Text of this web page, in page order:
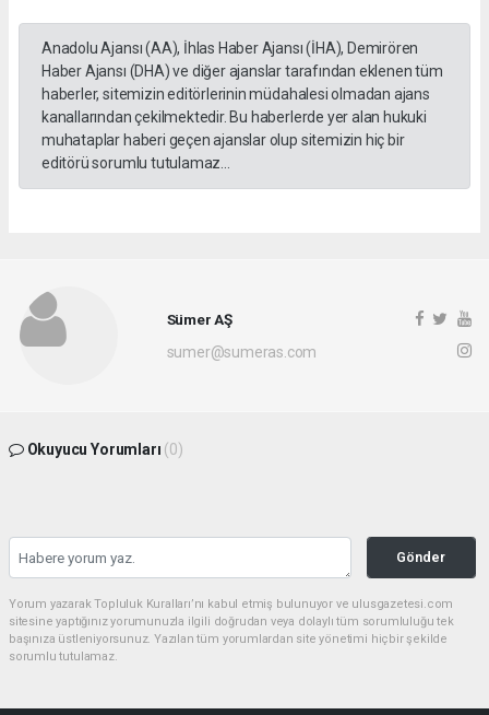
Anadolu Ajansı (AA), İhlas Haber Ajansı (İHA), Demirören
Haber Ajansı (DHA) ve diğer ajanslar tarafından eklenen tüm
haberler, sitemizin editörlerinin müdahalesi olmadan ajans
kanallarından çekilmektedir. Bu haberlerde yer alan hukuki
muhataplar haberi geçen ajanslar olup sitemizin hiç bir
editörü sorumlu tutulamaz...
Sümer AŞ
sumer@sumeras.com
Okuyucu Yorumları (0)
Gönder
Yorum yazarak Topluluk Kuralları’nı kabul etmiş bulunuyor ve ulusgazetesi.com
sitesine yaptığınız yorumunuzla ilgili doğrudan veya dolaylı tüm sorumluluğu tek
başınıza üstleniyorsunuz. Yazılan tüm yorumlardan site yönetimi hiçbir şekilde
sorumlu tutulamaz.